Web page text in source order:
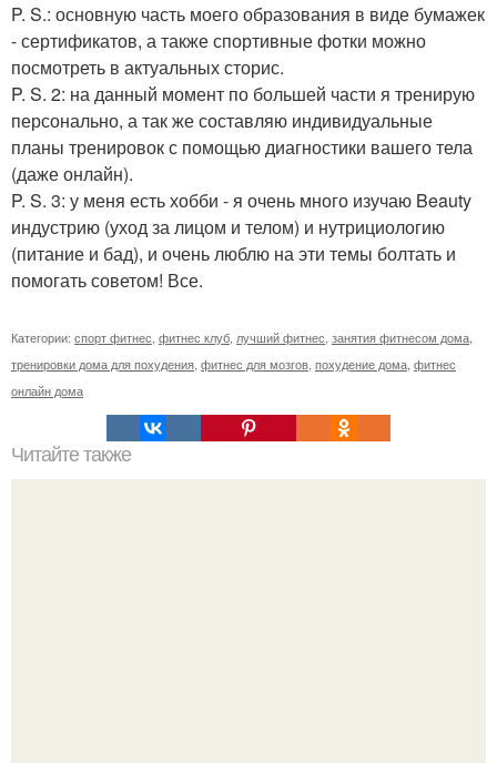
P. S.: основную часть моего образования в виде бумажек
- сертификатов, а также спортивные фотки можно
посмотреть в актуальных сторис.
P. S. 2: на данный момент по большей части я тренирую
персонально, а так же составляю индивидуальные
планы тренировок с помощью диагностики вашего тела
(даже онлайн).
P. S. 3: у меня есть хобби - я очень много изучаю Beauty
индустрию (уход за лицом и телом) и нутрициологию
(питание и бад), и очень люблю на эти темы болтать и
помогать советом! Все.
Категории: спорт фитнес, фитнес клуб, лучший фитнес, занятия фитнесом дома,
тренировки дома для похудения, фитнес для мозгов, похудение дома, фитнес
онлайн дома
Читайте также